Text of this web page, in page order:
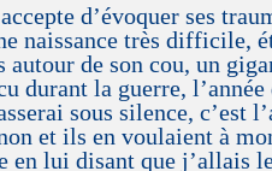
d’évoquer ses
naissance très difficile,
de son cou, un
durant la guerre, l’année
sous silence, c’est
et ils en voulaient à
en lui disant que j’allais